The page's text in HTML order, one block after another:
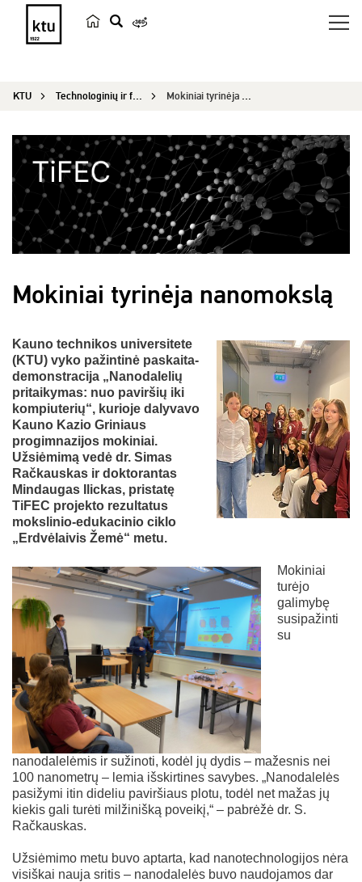
e
a
KTU Technologinių ir fizinių mokslų ekscelencijos centras Mokiniai tyrinėja nanomokslą
Mokiniai tyrinėja nanomokslą
Kauno technikos universitete
(KTU) vyko pažintinė paskaita-
demonstracija „Nanodalelių
pritaikymas: nuo paviršių iki
kompiuterių“, kurioje dalyvavo
Kauno Kazio Griniaus
progimnazijos mokiniai.
Užsiėmimą vedė dr. Simas
Račkauskas ir doktorantas
Mindaugas Ilickas, pristatę
TiFEC projekto rezultatus
mokslinio-edukacinio ciklo
„Erdvėlaivis Žemė“ metu.
Mokiniai
turėjo
galimybę
susipažinti
su
nanodalelėmis ir sužinoti, kodėl jų dydis – mažesnis nei
100 nanometrų – lemia išskirtines savybes. „Nanodalelės
pasižymi itin dideliu paviršiaus plotu, todėl net mažas jų
kiekis gali turėti milžinišką poveikį,“ – pabrėžė dr. S.
Račkauskas.
Užsiėmimo metu buvo aptarta, kad nanotechnologijos nėra
visiškai nauja sritis – nanodalelės buvo naudojamos dar